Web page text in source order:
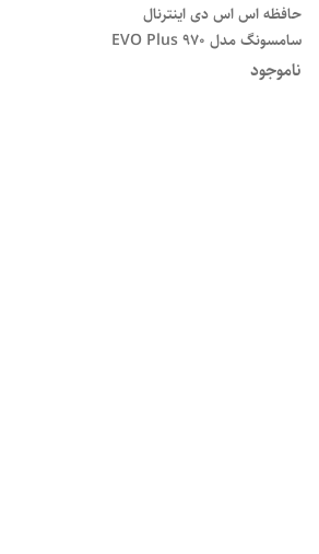
حافظه اس اس دی اینترنال
سامسونگ مدل EVO Plus 970
NVMe M.2 ظرفیت یک ترابایت
ناموجود